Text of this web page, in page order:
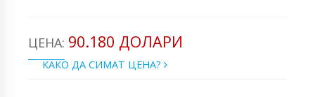
ЦЕНА: 90.180 ДОЛАРИ
КАКО ДА СИМАТ ЦЕНА?